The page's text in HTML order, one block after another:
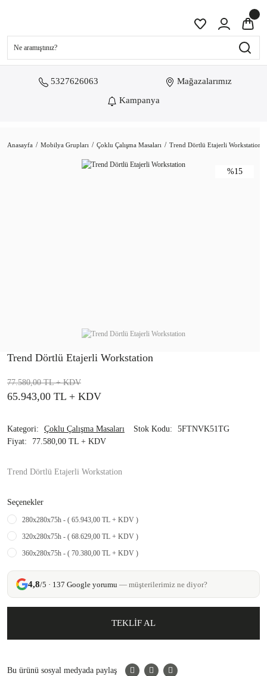
5327626063
Mağazalarımız
Kampanya
Anasayfa Mobilya Grupları Çoklu Çalışma Masaları Trend Dörtlü Etajerli Workstation
%15
Trend Dörtlü Etajerli Workstation
65.943,00 TL + KDV
77.580,00 TL+ KDV
Kategori Çoklu Çalışma Masaları Stok Kodu
5FTNVK51TG
Fiyat
77.580,00 TL + KDV
Trend Dörtlü Etajerli Workstation
Seçenekler
280x280x75h - ( 65.943,00 TL + KDV )
320x280x75h - ( 68.629,00 TL + KDV )
360x280x75h - ( 70.380,00 TL + KDV )
4,8/5 · 137 Google yorumu — müşterilerimiz ne diyor?
TEKLİF AL
Bu ürünü sosyal medyada paylaş